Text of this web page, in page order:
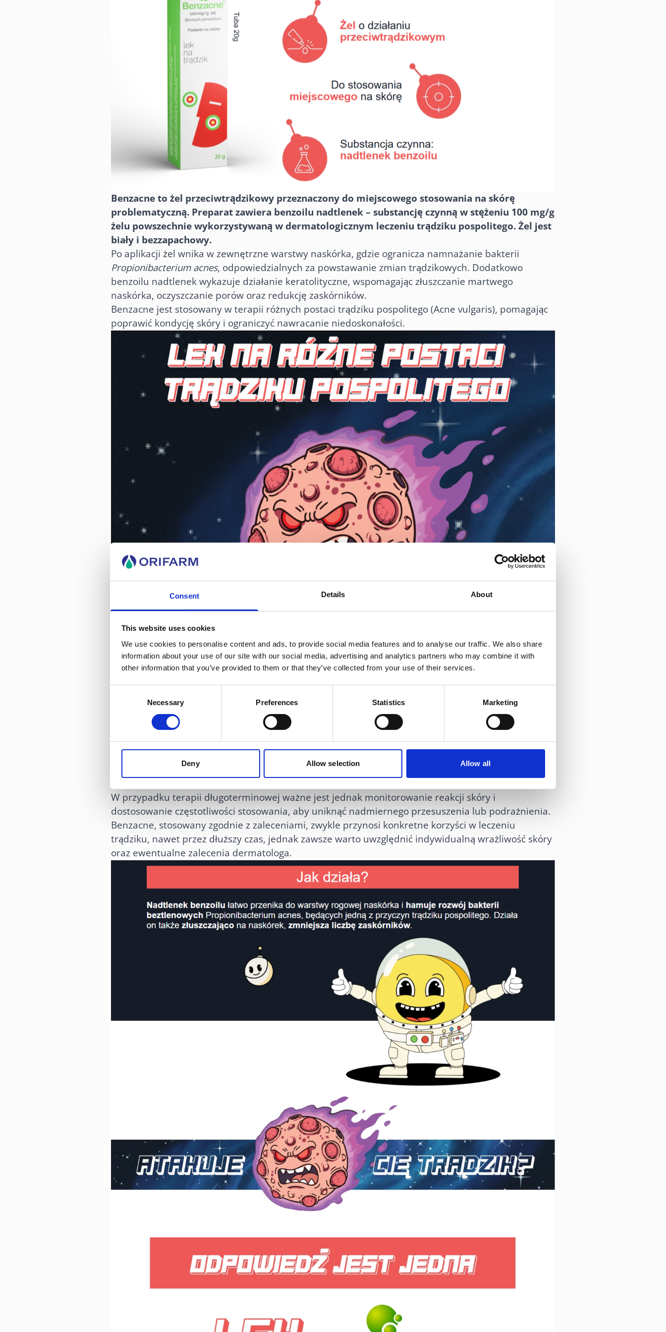
Consent Details About
This website uses cookies
We use cookies to personalise content and ads, to provide social media features and to analyse our traffic. We also share
information about your use of our site with our social media, advertising and analytics partners who may combine it with
other information that you’ve provided to them or that they’ve collected from your use of their services.
Necessary Preferences Statistics Marketing
Deny Allow selection Allow all
Benzacne to żel przeciwtrądzikowy przeznaczony do miejscowego stosowania na skórę
problematyczną. Preparat zawiera benzoilu nadtlenek – substancję czynną w stężeniu 100 mg/g
żelu powszechnie wykorzystywaną w dermatologicznym leczeniu trądziku pospolitego. Żel jest
biały i bezzapachowy.
Po aplikacji żel wnika w zewnętrzne warstwy naskórka, gdzie ogranicza namnażanie bakterii
Propionibacterium acnes, odpowiedzialnych za powstawanie zmian trądzikowych. Dodatkowo
benzoilu nadtlenek wykazuje działanie keratolityczne, wspomagając złuszczanie martwego
naskórka, oczyszczanie porów oraz redukcję zaskórników.
Benzacne jest stosowany w terapii różnych postaci trądziku pospolitego (Acne vulgaris), pomagając
poprawić kondycję skóry i ograniczyć nawracanie niedoskonałości.
Żel Benzacne może być stosowany
do długotrwałej kuracji
Żel Benzacne może być stosowany w ramach długotrwałej kuracji przeciwtrądzikowej, szczególnie u
osób zmagających się z przewlekłymi zmianami skórnymi. Regularne i systematyczne stosowanie
preparatu pozwala stopniowo redukować istniejące wypryski oraz ograniczać powstawanie nowych
jej ogólnego wyglądu, co sprawia, że może być elementem dłuższego planu pielęgnacyjno-
W przypadku terapii długoterminowej ważne jest jednak monitorowanie reakcji skóry i
dostosowanie częstotliwości stosowania, aby uniknąć nadmiernego przesuszenia lub podrażnienia.
Benzacne, stosowany zgodnie z zaleceniami, zwykle przynosi konkretne korzyści w leczeniu
trądziku, nawet przez dłuższy czas, jednak zawsze warto uwzględnić indywidualną wrażliwość skóry
oraz ewentualne zalecenia dermatologa.